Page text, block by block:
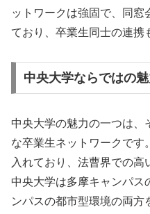
ットワークは強固で、同窓
ており、卒業生同士の連携
中央大学ならではの魅
中央大学の魅力の一つは、
な卒業生ネットワークです
入れており、法曹界での高
中央大学は多摩キャンパス
ンパスの都市型環境の両方